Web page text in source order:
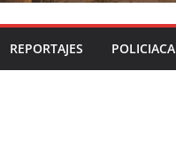
REPORTAJES POLICIACA